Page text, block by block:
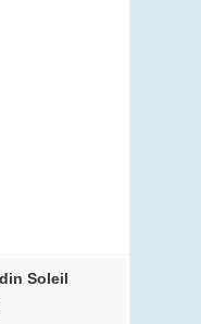
Soleil